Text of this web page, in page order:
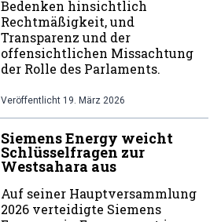
Bedenken hinsichtlich
Rechtmäßigkeit, und
Transparenz und der
offensichtlichen Missachtung
der Rolle des Parlaments.
Veröffentlicht 19. März 2026
Siemens Energy weicht
Schlüsselfragen zur
Westsahara aus
Auf seiner Hauptversammlung
2026 verteidigte Siemens